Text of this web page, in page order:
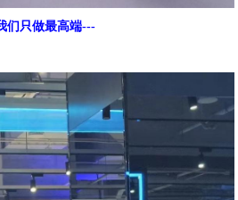
们只做最高端---